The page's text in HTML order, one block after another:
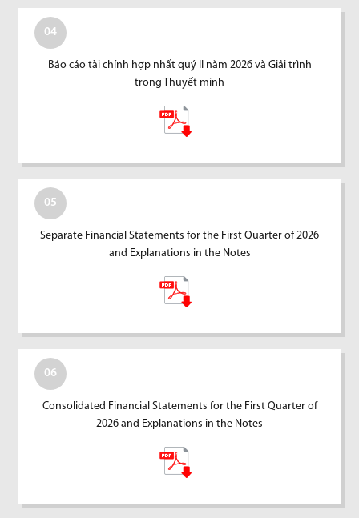
04
Báo cáo tài chính hợp nhất quý II năm 2026 và Giải trình
trong Thuyết minh
05
Separate Financial Statements for the First Quarter of 2026
and Explanations in the Notes
06
Consolidated Financial Statements for the First Quarter of
2026 and Explanations in the Notes